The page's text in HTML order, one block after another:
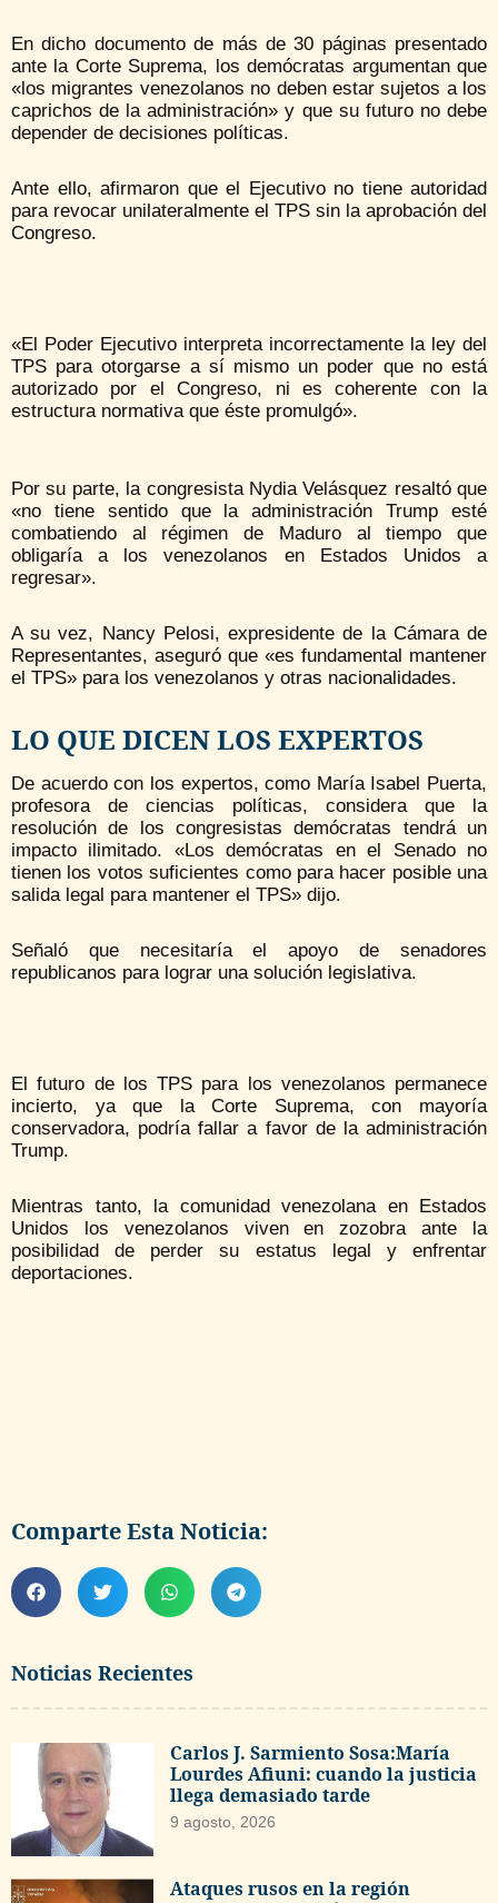
Noticias Recientes
Carlos J. Sarmiento Sosa:María
Lourdes Afiuni: cuando la justicia
llega demasiado tarde
9 agosto, 2026
Ataques rusos en la región
En dicho documento de más de 30 páginas presentado
ante la Corte Suprema, los demócratas argumentan que
«los migrantes venezolanos no deben estar sujetos a los
caprichos de la administración» y que su futuro no debe
depender de decisiones políticas.
Ante ello, afirmaron que el Ejecutivo no tiene autoridad
para revocar unilateralmente el TPS sin la aprobación del
Congreso.
«El Poder Ejecutivo interpreta incorrectamente la ley del
TPS para otorgarse a sí mismo un poder que no está
autorizado por el Congreso, ni es coherente con la
estructura normativa que éste promulgó».
Por su parte, la congresista Nydia Velásquez resaltó que
«no tiene sentido que la administración Trump esté
combatiendo al régimen de Maduro al tiempo que
obligaría a los venezolanos en Estados Unidos a
regresar».
A su vez, Nancy Pelosi, expresidente de la Cámara de
Representantes, aseguró que «es fundamental mantener
el TPS» para los venezolanos y otras nacionalidades.
LO QUE DICEN LOS EXPERTOS
De acuerdo con los expertos, como María Isabel Puerta,
profesora de ciencias políticas, considera que la
resolución de los congresistas demócratas tendrá un
impacto ilimitado. «Los demócratas en el Senado no
tienen los votos suficientes como para hacer posible una
salida legal para mantener el TPS» dijo.
Señaló que necesitaría el apoyo de senadores
republicanos para lograr una solución legislativa.
El futuro de los TPS para los venezolanos permanece
incierto, ya que la Corte Suprema, con mayoría
conservadora, podría fallar a favor de la administración
Trump.
Mientras tanto, la comunidad venezolana en Estados
Unidos los venezolanos viven en zozobra ante la
posibilidad de perder su estatus legal y enfrentar
deportaciones.
Comparte Esta Noticia: